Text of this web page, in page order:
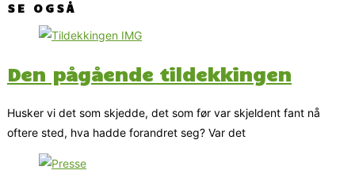
SE OGSÅ
Den pågående tildekkingen
Husker vi det som skjedde, det som før var skjeldent fant nå
oftere sted, hva hadde forandret seg? Var det